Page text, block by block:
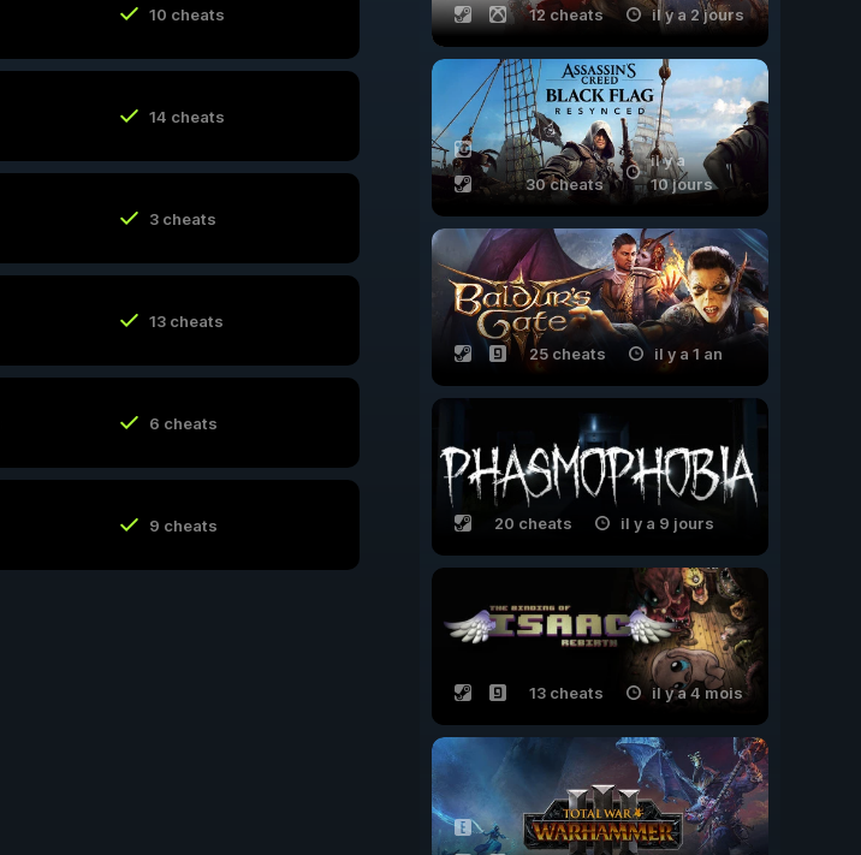
10 cheats
14 cheats
3 cheats
13 cheats
6 cheats
9 cheats
12 cheats il y a 2 jours
30 cheats
il y a
10 jours
25 cheats il y a 1 an
20 cheats il y a 9 jours
13 cheats il y a 4 mois